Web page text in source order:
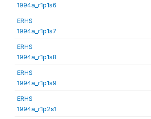
1994a_r1p1s6
ERHS
1994a_r1p1s7
ERHS
1994a_r1p1s8
ERHS
1994a_r1p1s9
ERHS
1994a_r1p2s1